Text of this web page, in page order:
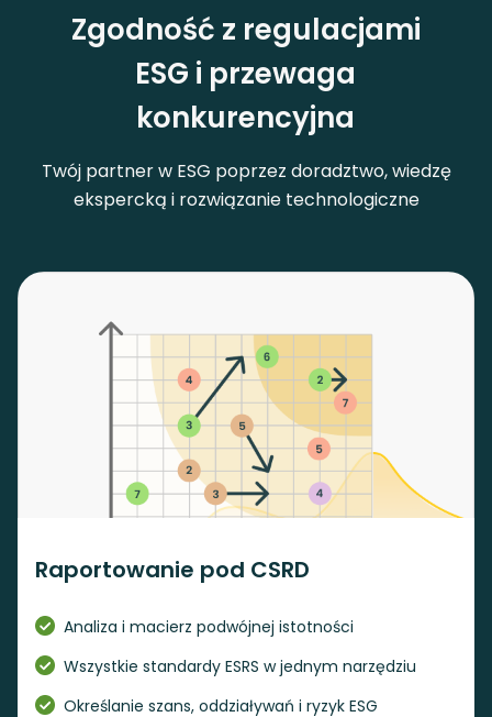
Zgodność z regulacjami
ESG i przewaga
konkurencyjna
Twój partner w ESG poprzez doradztwo, wiedzę
ekspercką i rozwiązanie technologiczne
Raportowanie pod CSRD
Analiza i macierz podwójnej istotności
Wszystkie standardy ESRS w jednym narzędziu
Określanie szans, oddziaływań i ryzyk ESG